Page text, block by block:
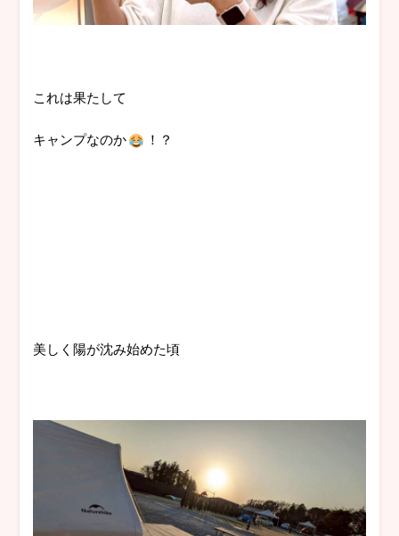
これは果たして
キャンプなのか ！？
美しく陽が沈み始めた頃